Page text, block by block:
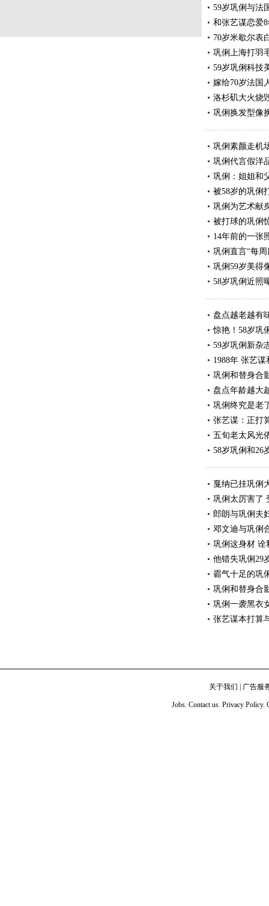
59岁巩俐与法
和张艺谋恋爱
70岁米歇尔表
巩俐上海打羽
59岁巩俐科技
嫁给70岁法国
洛杉矶大火烧
巩俐换发型像
巩俐素颜走机
巩俐代言假洋
巩俐：姐姐和
被58岁的巩俐
巩俐为艺术献
被打球的巩俐
14年前的一张
巩俐直言“每
巩俐59岁美得
58岁巩俐近照
盘点越老越有
惊艳！58岁巩
59岁巩俐新杂
1988年 张艺
巩俐和替身合
盘点年龄越大
巩俐终究是老
张艺谋：正打
五旬老太风光
58岁巩俐和26
戛纳已挂巩俐
巩俐太厉害了
郎朗与巩俐夫
邓文迪与巩俐
巩俐这身材 诠
他错失巩俐29
霸气十足的巩
巩俐和替身合
巩俐一袭黑衣
张艺谋本打算
关于我们 广告服
Jobs. Contact us. Privacy